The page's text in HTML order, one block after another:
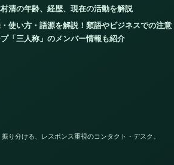
清の年齢、経歴、現在の活動を解説
・使い方・語源を解説！類語やビジネスでの注意
「三人称」のメンバー情報も紹介
り分ける、レスポンス重視のコンタクト・デスク。